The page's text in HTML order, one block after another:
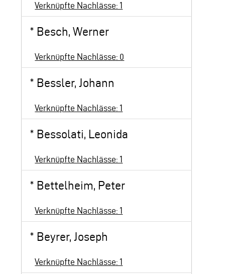
Verknüpfte Nachlässe: 1
* Besch, Werner
Verknüpfte Nachlässe: 0
* Bessler, Johann
Verknüpfte Nachlässe: 1
* Bessolati, Leonida
Verknüpfte Nachlässe: 1
* Bettelheim, Peter
Verknüpfte Nachlässe: 1
* Beyrer, Joseph
Verknüpfte Nachlässe: 1